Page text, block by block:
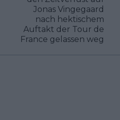
Jonas Vingegaard
nach hektischem
Auftakt der Tour de
France gelassen weg